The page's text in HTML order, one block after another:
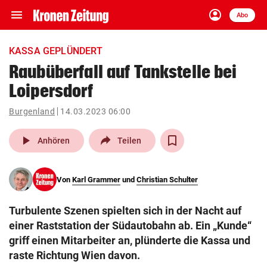
menu Navigation
ein-/ausklappen
account_circle
Anmelden
Abo
close Schließen
account_circle Anmelden
pin_drop
Wien arrow_right
search
eingeben
KASSA GEPLÜNDERT
Raubüberfall auf Tankstelle bei
Loipersdorf
Burgenland 14.03.2023 06:00
play_arrow Anhören Teilen
Von Karl Grammer und Christian Schulter
Turbulente Szenen spielten sich in der Nacht auf
einer Raststation der Südautobahn ab. Ein „Kunde“
griff einen Mitarbeiter an, plünderte die Kassa und
raste Richtung Wien davon.